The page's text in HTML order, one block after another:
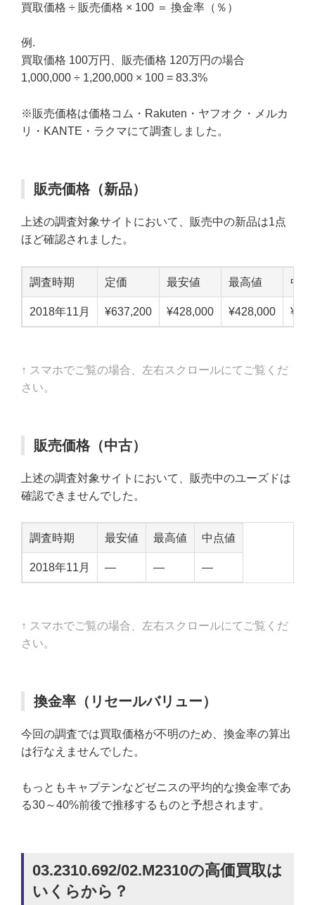
買取価格 ÷ 販売価格 × 100 ＝ 換金率（％）
例.
買取価格 100万円、販売価格 120万円の場合
1,000,000 ÷ 1,200,000 × 100 = 83.3%
※販売価格は価格コム・Rakuten・ヤフオク・メルカ
リ・KANTE・ラクマにて調査しました。
販売価格（新品）
上述の調査対象サイトにおいて、販売中の新品は1点
ほど確認されました。
調査時期 定価 最安値 最高値 中
2018年11月 ¥637,200 ¥428,000 ¥428,000
↑ スマホでご覧の場合、左右スクロールにてご覧くだ
さい。
販売価格（中古）
上述の調査対象サイトにおいて、販売中のユーズドは
確認できませんでした。
調査時期 最安値 最高値 中点値
2018年11月 — — —
↑ スマホでご覧の場合、左右スクロールにてご覧くだ
さい。
換金率（リセールバリュー）
今回の調査では買取価格が不明のため、換金率の算出
は行なえませんでした。
もっともキャプテンなどゼニスの平均的な換金率であ
る30～40%前後で推移するものと予想されます。
03.2310.692/02.M2310の高価買取は
いくらから？